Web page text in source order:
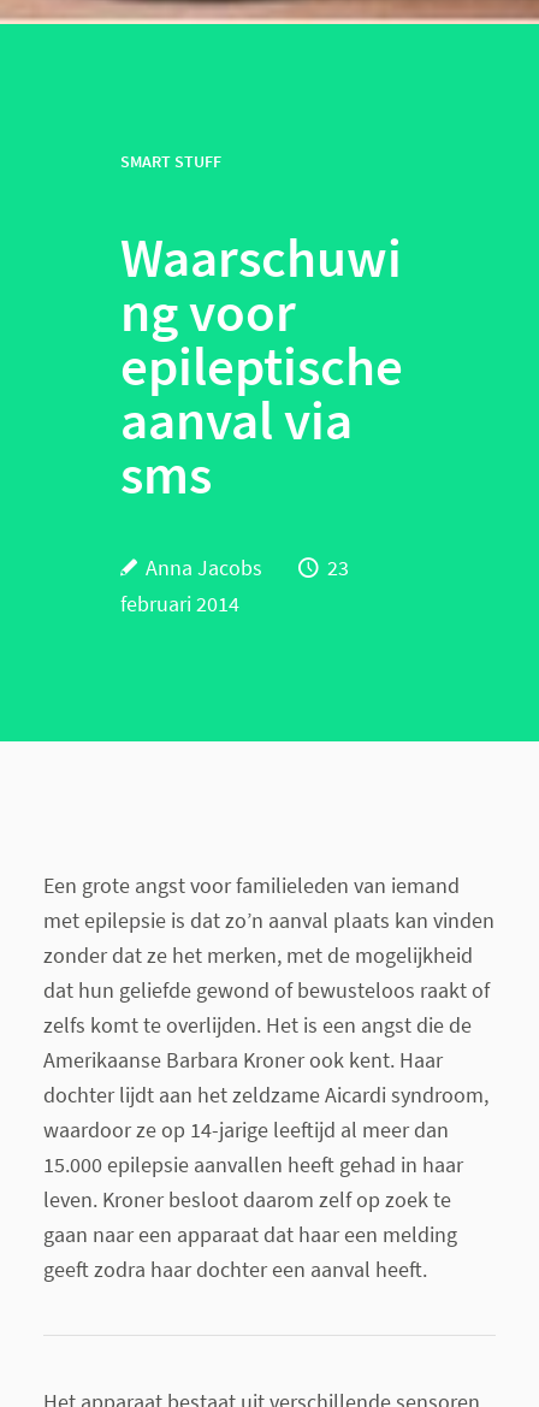
SMART STUFF
Waarschuwi
ng voor
epileptische
aanval via
sms
Anna Jacobs
23
februari 2014
Een grote angst voor familieleden van iemand
met epilepsie is dat zo’n aanval plaats kan vinden
zonder dat ze het merken, met de mogelijkheid
dat hun geliefde gewond of bewusteloos raakt of
zelfs komt te overlijden. Het is een angst die de
Amerikaanse Barbara Kroner ook kent. Haar
dochter lijdt aan het zeldzame Aicardi syndroom,
waardoor ze op 14-jarige leeftijd al meer dan
15.000 epilepsie aanvallen heeft gehad in haar
leven. Kroner besloot daarom zelf op zoek te
gaan naar een apparaat dat haar een melding
geeft zodra haar dochter een aanval heeft.